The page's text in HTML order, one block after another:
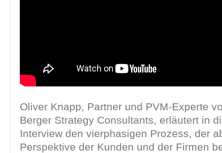
Oliver Knapp, Partner und PVM-Experte
Berger Strategy Consultants, erläutert in
Interview den vierphasigen Prozess, der
Perspektive der Kunden und der Firmen